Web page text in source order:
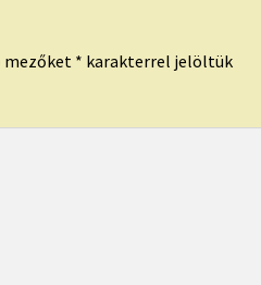
mezőket * karakterrel jelöltük